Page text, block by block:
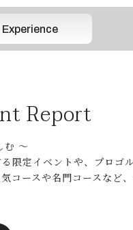
Experience
ReportFor
む 〜
限定イベントや、プロ
コースや名門コースなど